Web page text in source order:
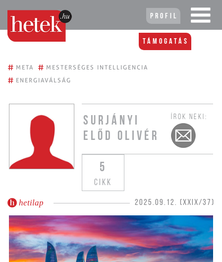
Profil
Támogatás
# META # MESTERSÉGES INTELLIGENCIA
# ENERGIAVÁLSÁG
SURJÁNYI
ELŐD OLIVÉR
ÍROK NEKI:
5
CIKK
hetilap 2025.09.12. (XXIX/37)